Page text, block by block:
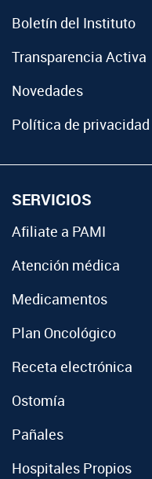
Boletín del Instituto
Transparencia Activa
Novedades
Política de privacidad
SERVICIOS
Afiliate a PAMI
Atención médica
Medicamentos
Plan Oncológico
Receta electrónica
Ostomía
Pañales
Hospitales Propios